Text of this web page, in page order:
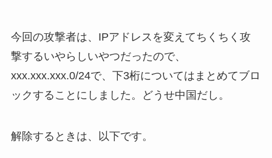
今回の攻撃者は、IPアドレスを変えてちくちく攻
撃するいやらしいやつだったので、
xxx.xxx.xxx.0/24で、下3桁についてはまとめてブロ
ックすることにしました。どうせ中国だし。
解除するときは、以下です。